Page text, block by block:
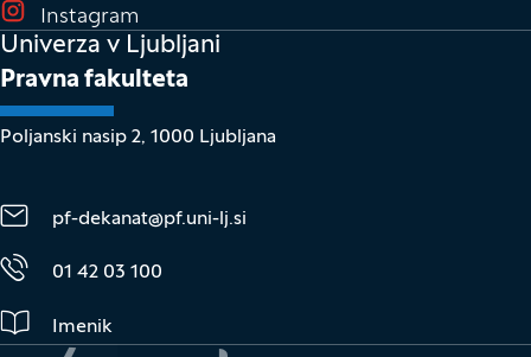
Instagram
Univerza v Ljubljani
Pravna fakulteta
Poljanski nasip 2, 1000 Ljubljana
pf-dekanat@pf.uni-lj.si
01 42 03 100
Imenik